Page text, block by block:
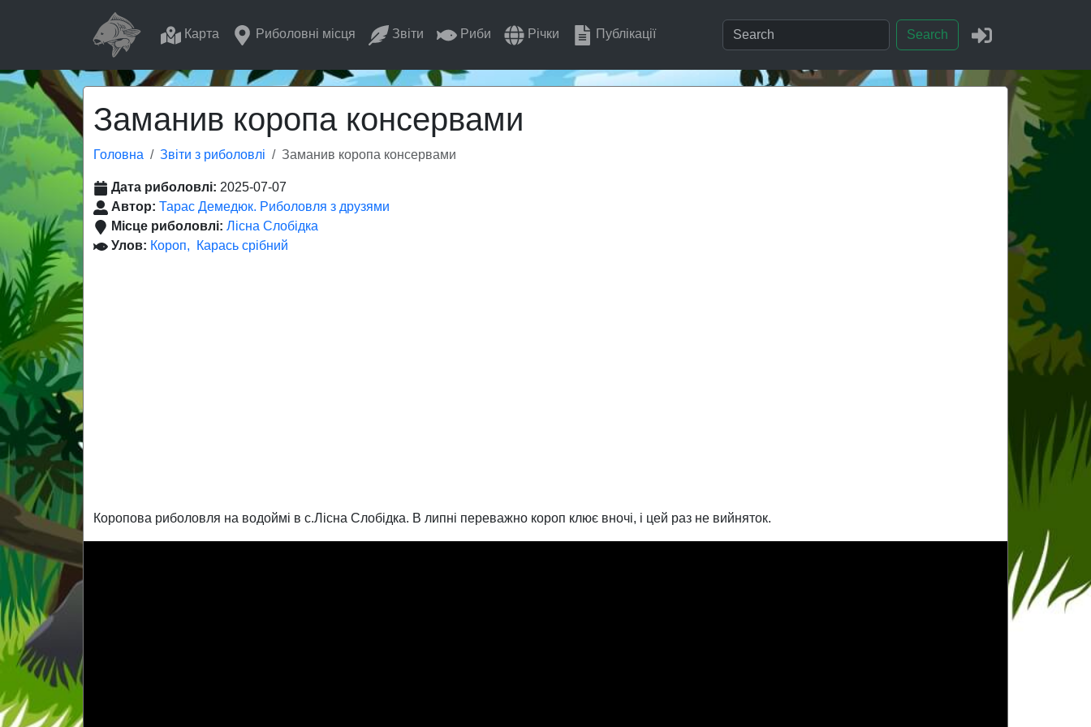
Карта Риболовні місця Звіти Риби Річки Публікації Search
Заманив коропа консервами
Головна Звіти з риболовлі Заманив коропа консервами
Дата риболовлі: 2025-07-07
Автор: Тарас Демедюк. Риболовля з друзями
Місце риболовлі: Лісна Слобідка
Улов: Короп Карась срібний
Коропова риболовля на водоймі в с.Лісна Слобідка. В липні переважно короп клює вночі, і цей раз не вийняток.